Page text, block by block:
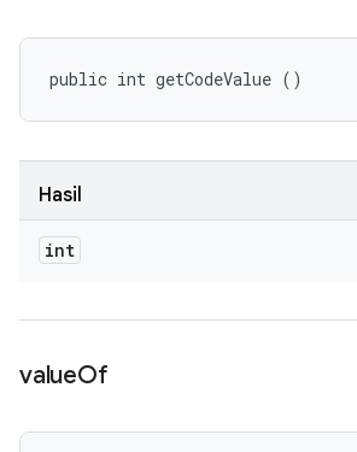
public int getCodeValue ()
Hasil
int
valueOf